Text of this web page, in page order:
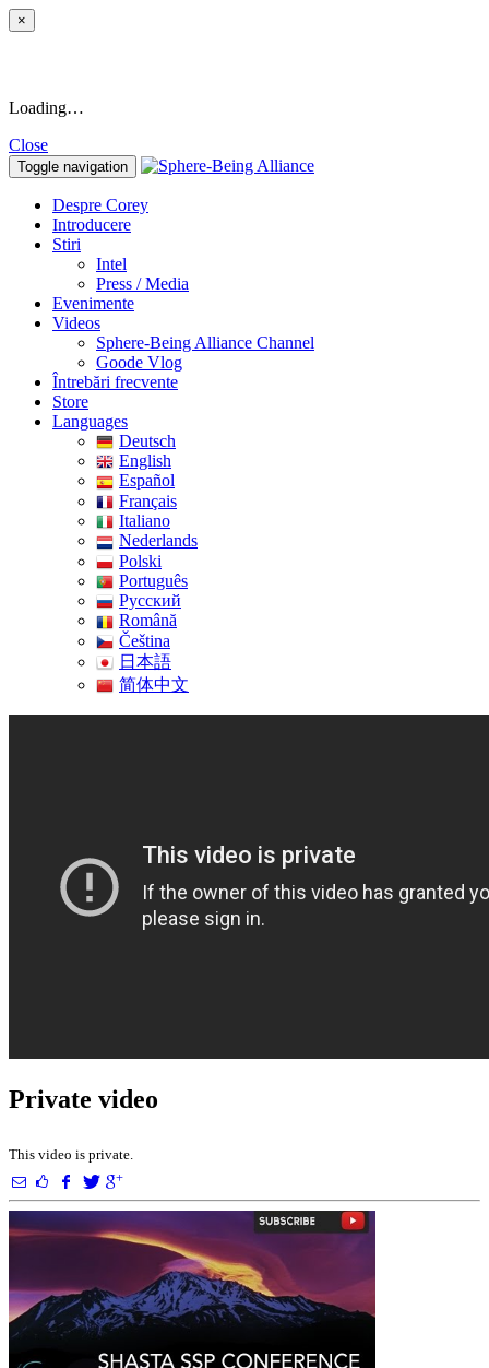
×
Loading…
Close
Toggle navigation
Despre Corey
Introducere
Stiri
Intel
Press / Media
Evenimente
Videos
Sphere-Being Alliance Channel
Goode Vlog
Întrebări frecvente
Store
Languages
Deutsch
English
Español
Français
Italiano
Nederlands
Polski
Português
Pусский
Română
Čeština
日本語
简体中文
Private video
This video is private.